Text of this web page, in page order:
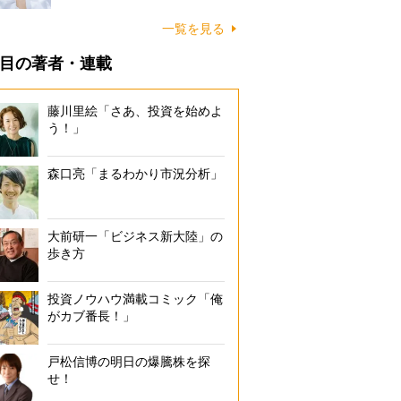
一覧を見る
の著者・連載
藤川里絵「さあ、投資を始めよ
う！」
森口亮「まるわかり市況分析」
大前研一「ビジネス新大陸」の
歩き方
投資ノウハウ満載コミック「俺
がカブ番長！」
戸松信博の明日の爆騰株を探
せ！